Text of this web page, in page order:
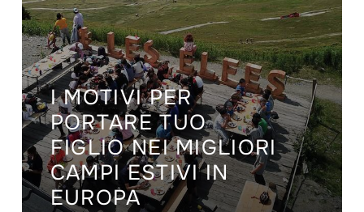
I MOTIVI PER
PORTARE TUO
FIGLIO NEI MIGLIORI
CAMPI ESTIVI IN
EUROPA